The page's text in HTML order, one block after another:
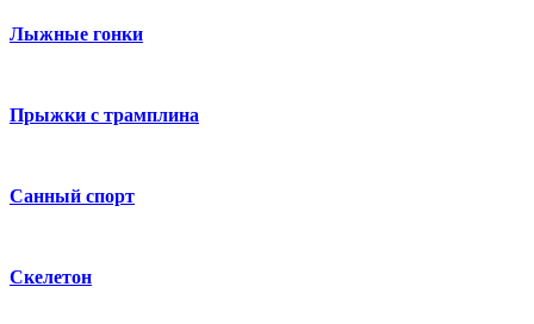
Лыжные гонки
Прыжки с трамплина
Санный спорт
Скелетон